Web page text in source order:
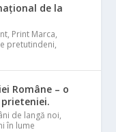
de la
, Print Marca,
pretutindeni,
Române – o
de langă noi,
în lume